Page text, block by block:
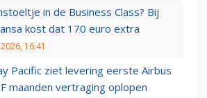
in de Business Class? Bij
kost dat 170 euro extra
16:41
Pacific ziet levering eerste Airbus
maanden vertraging oplopen